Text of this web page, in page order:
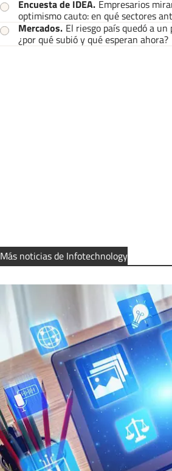
Encuesta de IDEA. Empresarios
optimismo cauto: en qué sectores
Mercados. El riesgo país quedó a
¿por qué subió y qué esperan ahora?
Más noticias de Infotechnology